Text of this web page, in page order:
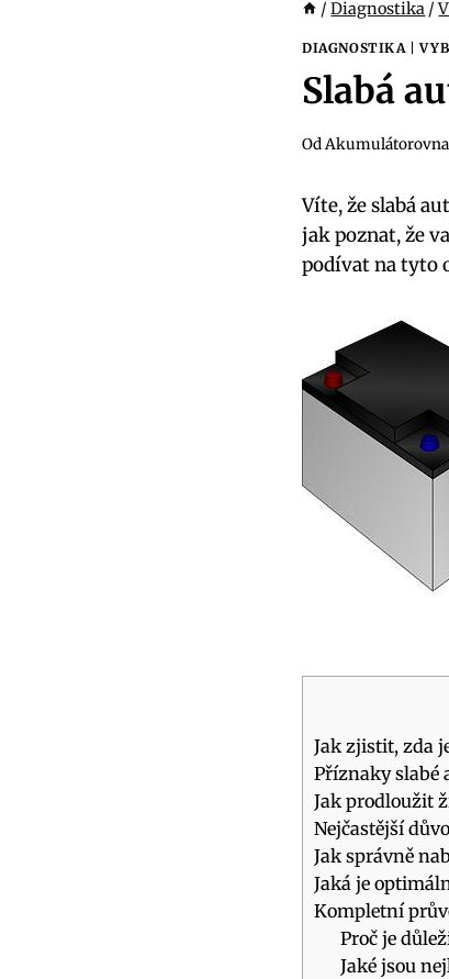
/ Diagnostika /
DIAGNOSTIKA|
Slabá
Od
Víte, že slabá
jak poznat, že
podívat na ⁢tyto
Jak zjistit, zda
Příznaky ‌slabé
Jak prodloužit
Nejčastější
Jak správně
Jaká je
Kompletní
Proč je
Jaké jsou